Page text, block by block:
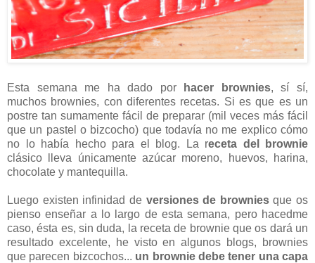
Esta semana me ha dado por hacer brownies, sí sí,
muchos brownies, con diferentes recetas. Si es que es un
postre tan sumamente fácil de preparar (mil veces más fácil
que un pastel o bizcocho) que todavía no me explico cómo
no lo había hecho para el blog. La receta del brownie
clásico lleva únicamente azúcar moreno, huevos, harina,
chocolate y mantequilla.
Luego existen infinidad de versiones de browniesque os
pienso enseñar a lo largo de esta semana, pero hacedme
caso, ésta es, sin duda, la receta de brownie que os dará un
resultado excelente, he visto en algunos blogs, brownies
que parecen bizcochos... un brownie debe tener una capa